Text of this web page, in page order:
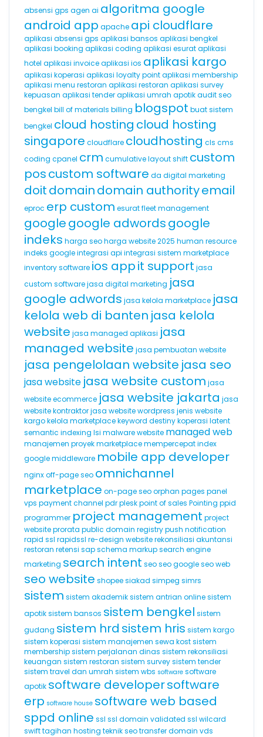
absensi gps agen ai algoritma google
android app apache api cloudflare
aplikasi absensi gps aplikasi bansos aplikasi bengkel
aplikasi booking aplikasi coding aplikasi esurataplikasi
hotel aplikasi invoiceaplikasi ios aplikasi kargo
aplikasi koperasi aplikasi loyalty pointaplikasi membership
aplikasi menu restoran aplikasi restoran aplikasi survey
kepuasan aplikasi tenderaplikasi umrah apotikaudit seo
bengkel bill of materials billing blogspot buat sistem
bengkel cloud hosting cloud hosting
singapore cloudflare cloudhosting cls cms
coding cpanel crm cumulative layout shift custom
poscustom software da digital marketing
doitdomaindomain authorityemail
eproc erp custom esuratfleet management
googlegoogle adwordsgoogle
indeks harga seoharga website 2025 human resource
indeks googleintegrasi api integrasi sistem marketplace
inventory software ios appit support jasa
custom softwarejasa digital marketing jasa
google adwords jasa kelola marketplace jasa
kelola web di banten jasa kelola
website jasa managed aplikasi jasa
managed website jasa pembuatan website
jasa pengelolaan website jasa seo
jasa website jasa website custom jasa
website ecommerce jasa website jakarta jasa
website kontraktorjasa website wordpress jenis website
kargokelola marketplacekeyword destinykoperasi latent
semantic indexing lsi malware website managed web
manajemen proyekmarketplacemempercepat index
googlemiddleware mobile app developer
nginxoff-page seo omnichannel
marketplace on-page seoorphan pages panel
vps payment channel pdrpleskpoint of sales Pointing ppid
programmer project management project
websiteprorata public domain registrypush notification
rapid ssl rapidssl re-design websiterekonsiliasi akuntansi
restoran retensi sapschema markupsearch engine
marketing search intent seoseo googleseo web
seo website shopeesiakad simpeg simrs
sistem sistem akademiksistem antrian onlinesistem
apotiksistem bansos sistem bengkel sistem
gudang sistem hrd sistem hris sistem kargo
sistem koperasi sistem manajemen sewa kostsistem
membershipsistem perjalanan dinas sistem rekonsiliasi
keuangan sistem restoran sistem surveysistem tender
sistem travel dan umrah sistem wbs software software
apotik software developersoftware
erp software house software web based
sppd online ssl ssl domain validated ssl wilcard
swifttagihan hosting teknik seotransfer domain vds